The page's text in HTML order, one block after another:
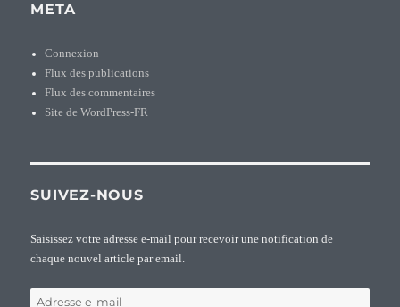
META
Connexion
Flux des publications
Flux des commentaires
Site de WordPress-FR
SUIVEZ-NOUS
Saisissez votre adresse e-mail pour recevoir une notification de
chaque nouvel article par email.
Adresse